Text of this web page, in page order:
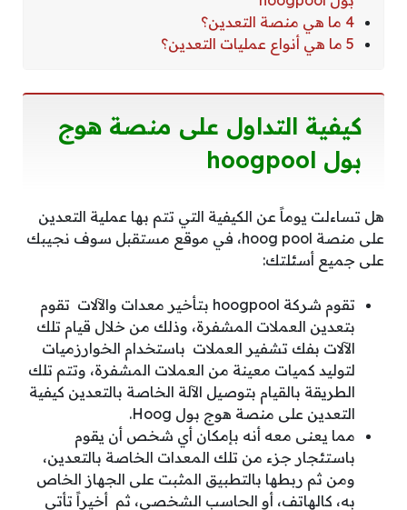
4 ما هي منصة التعدين؟
5 ما هي أنواع عمليات التعدين؟
كيفية التداول على منصة هوج
بول hoogpool
هل تساءلت يوماً عن الكيفية التي تتم بها عملية التعدين
على منصة hoog pool، في موقع مستقبل سوف نجيبك
على جميع أسئلتك:
تقوم شركة hoogpool بتأخير معدات والآلات تقوم
بتعدين العملات المشفرة، وذلك من خلال قيام تلك
الآلات بفك تشفير العملات باستخدام الخوارزميات
لتوليد كميات معينة من العملات المشفرة، وتتم تلك
الطريقة بالقيام بتوصيل الآلة الخاصة بالتعدين كيفية
التعدين على منصة هوج بول Hoog
.
مما يعنى معه أنه بإمكان أي شخص أن يقوم
باستئجار جزء من تلك المعدات الخاصة بالتعدين،
ومن ثم ربطها بالتطبيق المثبت على الجهاز الخاص
به، كالهاتف، أو الحاسب الشخصي، ثم أخيراً تأتي